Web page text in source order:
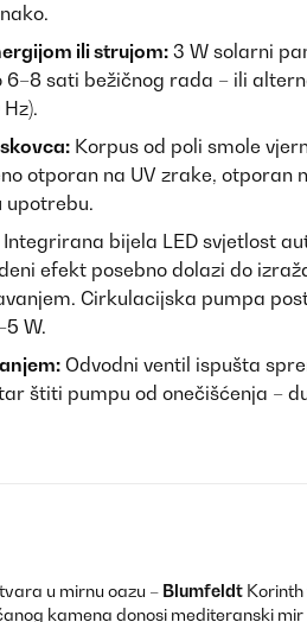
ili strujom: 3 W solarni
sati bežičnog rada – ili
Korpus od poli smole
otporan na UV zrake, otporan
upotrebu.
Integrirana bijela LED svjetlost
efekt posebno dolazi do
Cirkulacijska pumpa
W.
Odvodni ventil ispušta
štiti pumpu od onečišćenja –
u mirnu oazu – Blumfeldt Korinth
kamena donosi mediteranski mir